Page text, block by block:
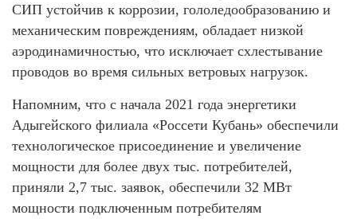
СИП устойчив к коррозии, гололедообразованию и
механическим повреждениям, обладает низкой
аэродинамичностью, что исключает схлестывание
проводов во время сильных ветровых нагрузок.
Напомним, что с начала 2021 года энергетики
Адыгейского филиала «Россети Кубань» обеспечили
технологическое присоединение и увеличение
мощности для более двух тыс. потребителей,
приняли 2,7 тыс. заявок, обеспечили 32 МВт
мощности подключенным потребителям